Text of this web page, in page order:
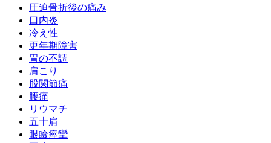
圧迫骨折後の痛み
口内炎
冷え性
更年期障害
胃の不調
肩こり
股関節痛
腰痛
リウマチ
五十肩
眼瞼痙攣